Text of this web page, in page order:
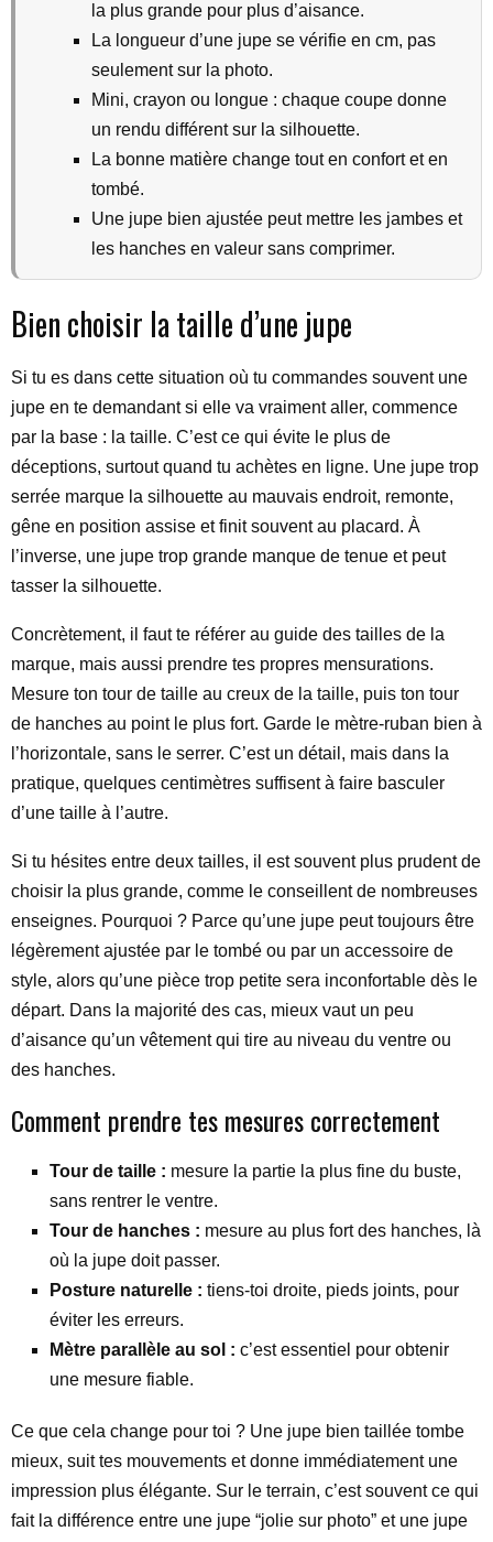
la plus grande pour plus d’aisance.
La longueur d’une jupe se vérifie en cm, pas
seulement sur la photo.
Mini, crayon ou longue : chaque coupe donne
un rendu différent sur la silhouette.
La bonne matière change tout en confort et en
tombé.
Une jupe bien ajustée peut mettre les jambes et
les hanches en valeur sans comprimer.
Bien choisir la taille d’une jupe
Si tu es dans cette situation où tu commandes souvent une
jupe en te demandant si elle va vraiment aller, commence
par la base : la taille. C’est ce qui évite le plus de
déceptions, surtout quand tu achètes en ligne. Une jupe trop
serrée marque la silhouette au mauvais endroit, remonte,
gêne en position assise et finit souvent au placard. À
l’inverse, une jupe trop grande manque de tenue et peut
tasser la silhouette.
Concrètement, il faut te référer au guide des tailles de la
marque, mais aussi prendre tes propres mensurations.
Mesure ton tour de taille au creux de la taille, puis ton tour
de hanches au point le plus fort. Garde le mètre-ruban bien à
l’horizontale, sans le serrer. C’est un détail, mais dans la
pratique, quelques centimètres suffisent à faire basculer
d’une taille à l’autre.
Si tu hésites entre deux tailles, il est souvent plus prudent de
choisir la plus grande, comme le conseillent de nombreuses
enseignes. Pourquoi ? Parce qu’une jupe peut toujours être
légèrement ajustée par le tombé ou par un accessoire de
style, alors qu’une pièce trop petite sera inconfortable dès le
départ. Dans la majorité des cas, mieux vaut un peu
d’aisance qu’un vêtement qui tire au niveau du ventre ou
des hanches.
Comment prendre tes mesures correctement
Tour de taille : mesure la partie la plus fine du buste,
sans rentrer le ventre.
Tour de hanches : mesure au plus fort des hanches, là
où la jupe doit passer.
Posture naturelle : tiens-toi droite, pieds joints, pour
éviter les erreurs.
Mètre parallèle au sol : c’est essentiel pour obtenir
une mesure fiable.
Ce que cela change pour toi ? Une jupe bien taillée tombe
mieux, suit tes mouvements et donne immédiatement une
impression plus élégante. Sur le terrain, c’est souvent ce qui
fait la différence entre une jupe “jolie sur photo” et une jupe